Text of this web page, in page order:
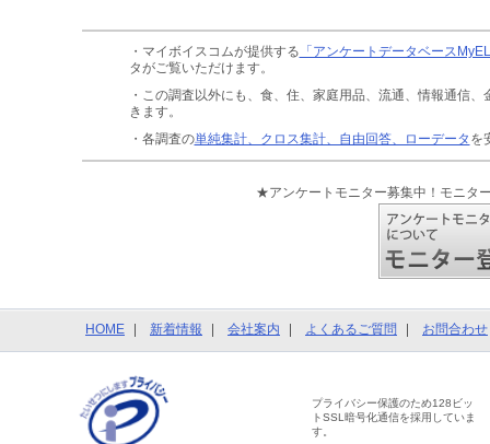
・マイボイスコムが提供する 「アンケートデータベース
タがご覧いただけます。
・この調査以外にも、食、住、家庭用品、流通、情報通信、
きます。
・各調査の単純集計、クロス集計、自由回答、ローデータ を
★アンケートモニター募集中！モニタ
HOME 新着情報 会社案内 よくあるご質問 お問合わせ
プライバシー保護のため128ビッ
トSSL暗号化通信を採用していま
す。